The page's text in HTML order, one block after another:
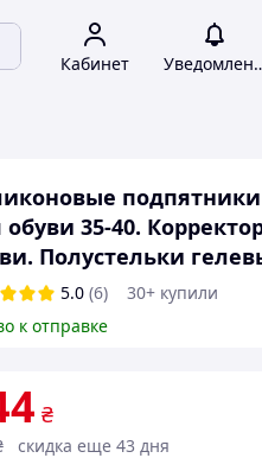
Кабинет
обуви 35-40.
Полустельки
5.0 (6)
30+ купили
к отправке
₴
скидка еще 43 дня